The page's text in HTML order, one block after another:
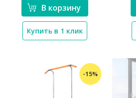
В корзину
Купить в 1 клик
-15%